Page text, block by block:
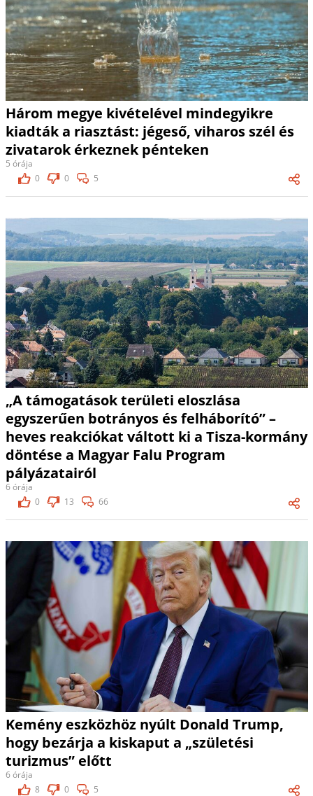
Három megye kivételével mindegyikre
kiadták a riasztást: jégeső, viharos szél és
zivatarok érkeznek pénteken
5 órája
0
0 5
„A támogatások területi eloszlása
egyszerűen botrányos és felháborító” –
heves reakciókat váltott ki a Tisza-kormány
döntése a Magyar Falu Program
pályázatairól
6 órája
0
13 66
Kemény eszközhöz nyúlt Donald Trump,
hogy bezárja a kiskaput a „születési
turizmus” előtt
6 órája
8
0 5